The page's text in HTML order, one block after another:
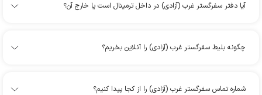
آیا دفتر سفرگستر غرب (آزادی) در داخل ترمینال است یا خارج آن؟
چگونه بلیط سفرگستر غرب (آزادی) را آنلاین بخریم؟
شماره تماس سفرگستر غرب (آزادی) را از کجا پیدا کنیم؟